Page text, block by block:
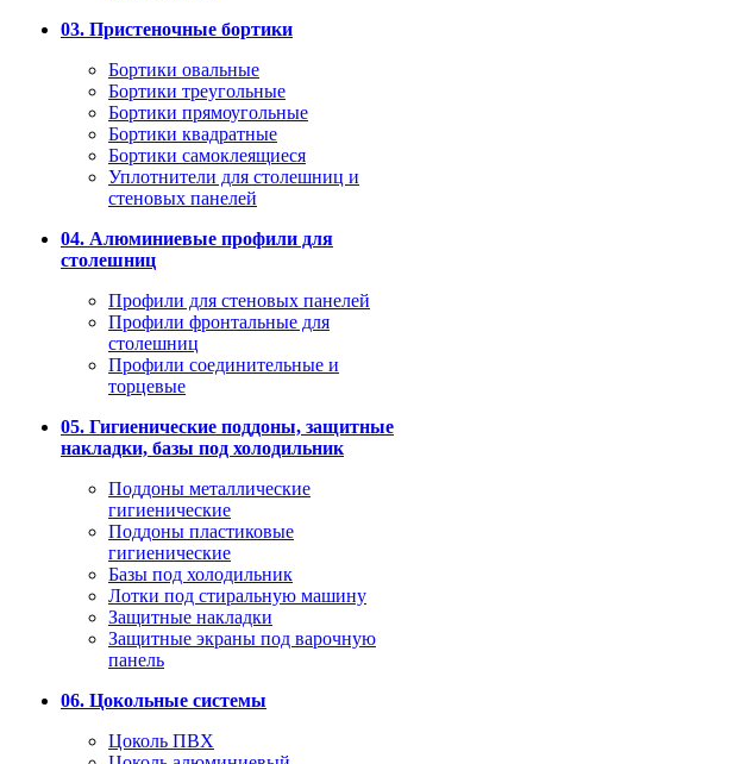
03. Пристеночные бортики
Бортики овальные
Бортики треугольные
Бортики прямоугольные
Бортики квадратные
Бортики самоклеящиеся
Уплотнители для столешниц и
стеновых панелей
04. Алюминиевые профили для
столешниц
Профили для стеновых панелей
Профили фронтальные для
столешниц
Профили соединительные и
торцевые
05. Гигиенические поддоны, защитные
накладки, базы под холодильник
Поддоны металлические
гигиенические
Поддоны пластиковые
гигиенические
Базы под холодильник
Лотки под стиральную машину
Защитные накладки
Защитные экраны под варочную
панель
06. Цокольные системы
Цоколь ПВХ